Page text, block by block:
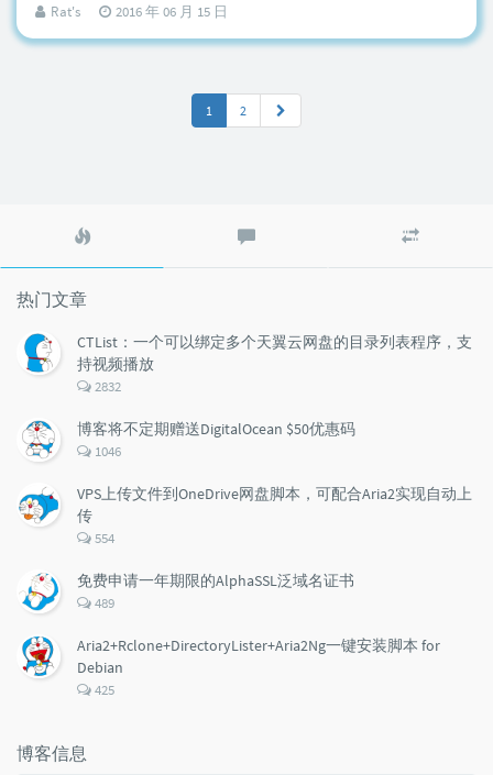
Rat's 2016 年 06 月 15 日
1 2
文
评
文
热门文章
CTList：一个可以绑定多个天翼云网盘的目录列表程序，支
持视频播放
评
数：
2832
博客将不定期赠送DigitalOcean $50优惠码
评
数：
1046
VPS上传文件到OneDrive网盘脚本，可配合Aria2实现自动上
传
评
数：
554
免费申请一年期限的AlphaSSL泛域名证书
评
数：
489
Aria2+Rclone+DirectoryLister+Aria2Ng一键安装脚本 for
Debian
评
425
博客信息